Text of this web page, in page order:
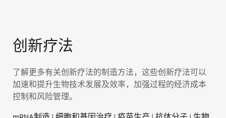
创新疗法
了解更多有关创新疗法的制造方法，这些创新疗法可以
加速和提升生物技术发展及效率，加强过程的经济成本
控制和风险管理。